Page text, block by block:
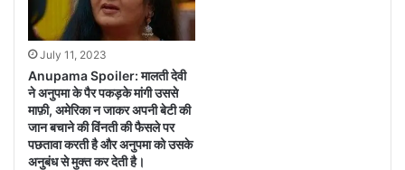
July 11, 2023
Anupama Spoiler: मालती देवी
ने अनुपमा के पैर पकड़के मांगी उससे
माफ़ी, अमेरिका न जाकर अपनी बेटी की
जान बचाने की विंनती की फैसले पर
पछतावा करती है और अनुपमा को उसके
अनुबंध से मुक्त कर देती है।